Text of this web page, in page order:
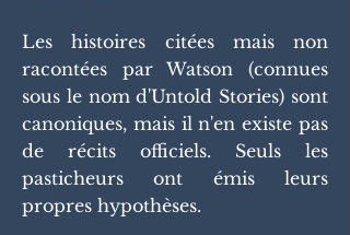
Les histoires citées mais non
racontées par Watson (connues
sous le nom d'Untold Stories) sont
canoniques, mais il n'en existe pas
de récits officiels. Seuls les
pasticheurs ont émis leurs
propres hypothèses.